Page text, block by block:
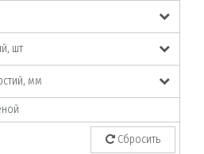
шт
мм
Сбросить